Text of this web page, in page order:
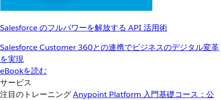
Salesforce のフルパワーを解放する API 活用術
Salesforce Customer 360との連携でビジネスのデジタル変革
を実現
eBookを読む
サービス
注目のトレーニングAnypoint Platform 入門基礎コース：公